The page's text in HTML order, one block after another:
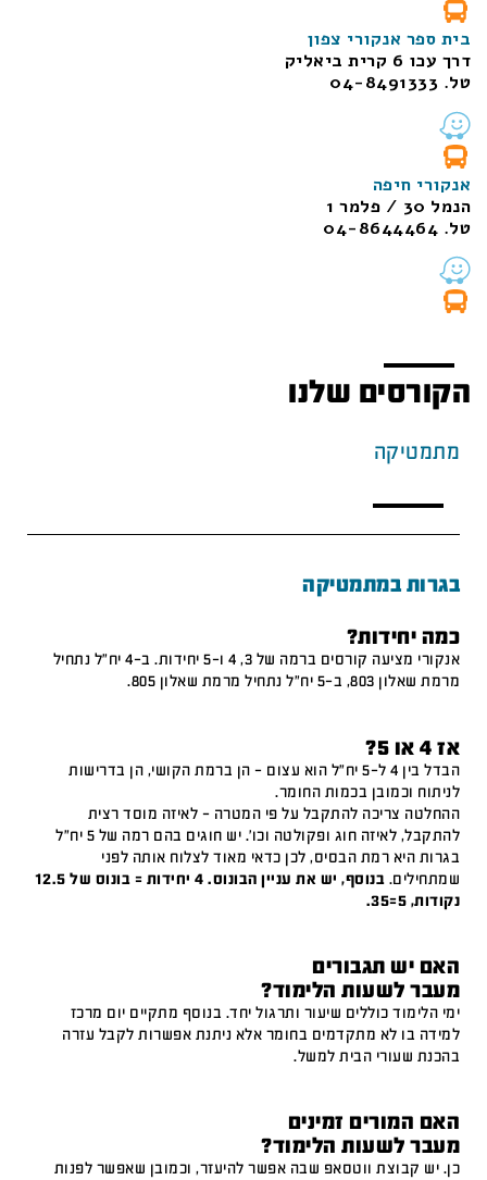
בית ספר אנקורי צפון
דרך עכו 6 קרית ביאליק
טל. 04-8491333
אנקורי חיפה
הנמל 30 / פלמר 1
טל. 04-8644464
הקורסים שלנו
מתמטיקה
בגרות במתמטיקה
כמה יחידות?
אנקורי מציעה קורסים ברמה של 3, 4 ו-5 יחידות. ב-4 יח"ל נתחיל
מרמת שאלון 803, ב-5 יח"ל נתחיל מרמת שאלון 805.
אז 4 או 5?
הבדל בין 4 ל-5 יח"ל הוא עצום – הן ברמת הקושי, הן בדרישות
לניתוח וכמובן בכמות החומר.
ההחלטה צריכה להתקבל על פי המטרה – לאיזה מוסד רצית
להתקבל, לאיזה חוג ופקולטה וכו'. יש חוגים בהם רמה של 5 יח"ל
בגרות היא רמת הבסיס, לכן כדאי מאוד לצלוח אותה לפני
שמתחילים.
בנוסף, יש את עניין הבונוס. 4 יחידות = בונוס של 12.5
נקודות, 5=35.
האם יש תגבורים
מעבר לשעות הלימוד?
ימי הלימוד כוללים שיעור ותרגול יחד. בנוסף מתקיים יום מרכז
למידה בו לא מתקדמים בחומר אלא ניתנת אפשרות לקבל עזרה
בהכנת שעורי הבית למשל.
האם המורים זמינים
מעבר לשעות הלימוד?
כן. יש קבוצת ווטסאפ שבה אפשר להיעזר, וכמובן שאפשר לפנות